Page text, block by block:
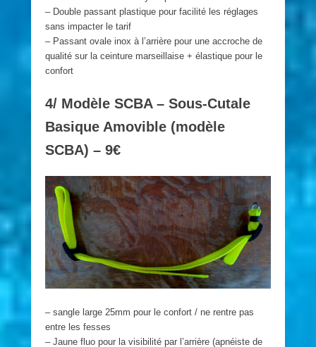
– Double passant plastique pour facilité les réglages
sans impacter le tarif
– Passant ovale inox à l’arrière pour une accroche de
qualité sur la ceinture marseillaise + élastique pour le
confort
4/ Modèle SCBA – Sous-Cutale
Basique Amovible (modèle
SCBA) – 9€
– sangle large 25mm pour le confort / ne rentre pas
entre les fesses
– Jaune fluo pour la visibilité par l’arrière (apnéiste de